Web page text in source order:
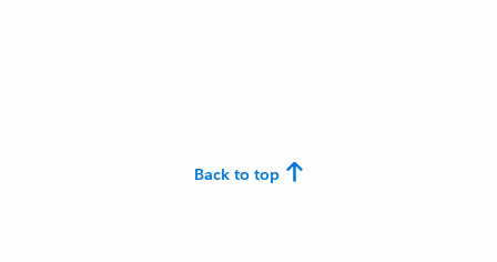
Back to top